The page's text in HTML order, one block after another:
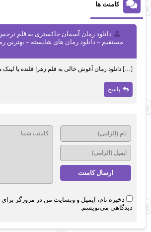
کامنت ها
دانلود رمان آسمان خاکستری به قلم
مستقیم – دانلود رمان های شایسته – بهترین
[…] دانلود رمان آغوش خالی به قلم زهرا قلنده با
پاسخ
ذخیره نام، ایمیل و وبسایت من در مرورگر برای
دیدگاهی می‌نویسم.